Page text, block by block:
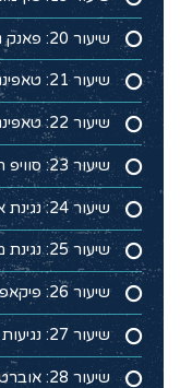
שיעור 20: פאנק גרוב
שיעור 21: טאפינג 1
שיעור 22: טאפינג 2
שיעור 23: סוויפ חסומים
שיעור 24: נגינת אצבעות
שיעור 25: נגינת מרווחים
שיעור 26: פיקאפים
שיעור 27: נגיעות תווים על מיתר אחד
שיעור 28: אוברטונים